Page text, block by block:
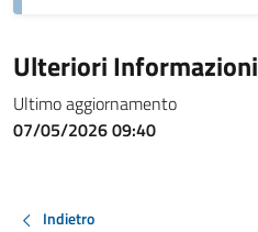
Ulteriori Informazioni
Ultimo aggiornamento
07/05/2026 09:40
Indietro